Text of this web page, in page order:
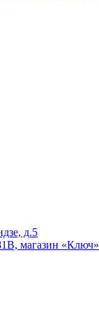
д.5
магазин «Ключ»